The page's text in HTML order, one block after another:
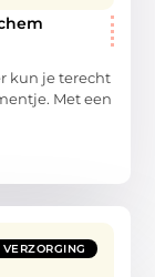
kun je terecht
Met een